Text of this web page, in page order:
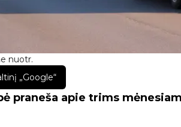
nuotr.
„Google“
praneša apie trims